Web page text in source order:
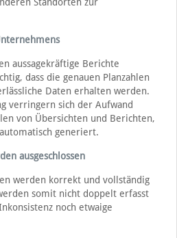
aussagekräftige Berichte
dass die genauen Planzahlen
Daten erhalten werden.
verringern sich der Aufwand
von Übersichten und Berichten,
generiert.
ausgeschlossen
werden korrekt und vollständig
somit nicht doppelt erfasst
noch etwaige